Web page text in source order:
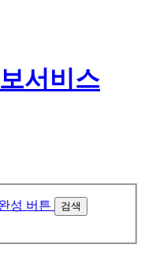
검색